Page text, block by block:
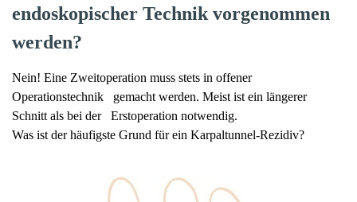
endoskopischer Technik vorgenommen
werden?
Nein! Eine Zweitoperation muss stets in offener
Operationstechnik gemacht werden. Meist ist ein längerer
Schnitt als bei der Erstoperation notwendig.
Was ist der häufigste Grund für ein Karpaltunnel-Rezidiv?